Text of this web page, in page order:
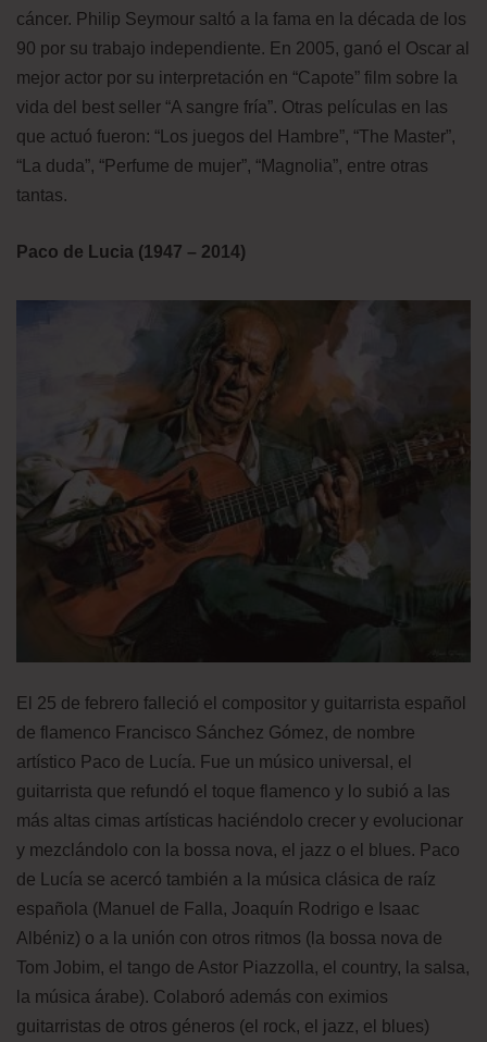
cáncer. Philip Seymour saltó a la fama en la década de los
90 por su trabajo independiente. En 2005, ganó el Oscar al
mejor actor por su interpretación en “Capote” film sobre la
vida del best seller “A sangre fría”. Otras películas en las
que actuó fueron: “Los juegos del Hambre”, “The Master”,
“La duda”, “Perfume de mujer”, “Magnolia”, entre otras
tantas.
Paco de Lucia (1947 – 2014)
El 25 de febrero falleció el compositor y guitarrista español
de flamenco Francisco Sánchez Gómez, de nombre
artístico Paco de Lucía. Fue un músico universal, el
guitarrista que refundó el toque flamenco y lo subió a las
más altas cimas artísticas haciéndolo crecer y evolucionar
y mezclándolo con la bossa nova, el jazz o el blues. Paco
de Lucía se acercó también a la música clásica de raíz
española (Manuel de Falla, Joaquín Rodrigo e Isaac
Albéniz) o a la unión con otros ritmos (la bossa nova de
Tom Jobim, el tango de Astor Piazzolla, el country, la salsa,
la música árabe). Colaboró además con eximios
guitarristas de otros géneros (el rock, el jazz, el blues)